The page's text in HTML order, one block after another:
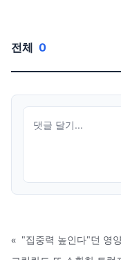
전체 0
« "집중력 높인다"던 영